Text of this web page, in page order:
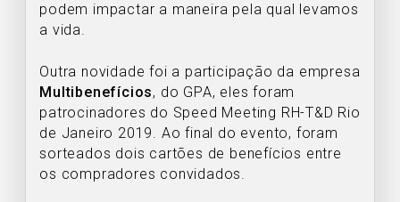
podem impactar a maneira pela qual levamos
a vida.
Outra novidade foi a participação da empresa
Multibenefícios, do GPA, eles foram
patrocinadores do Speed Meeting RH-T&D Rio
de Janeiro 2019. Ao final do evento, foram
sorteados dois cartões de benefícios entre
os compradores convidados.